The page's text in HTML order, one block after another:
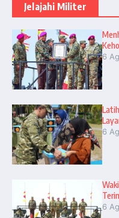
Jelajahi Militer
6
6
6